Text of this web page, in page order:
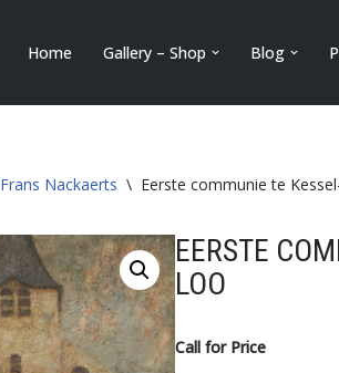
Home Gallery – Shop Blog
Frans Nackaerts \ Eerste communie te
EERSTE
LOO
Call for Price